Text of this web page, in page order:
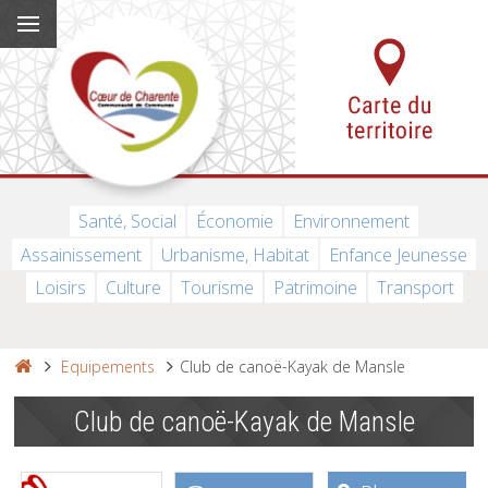
Santé, Social Économie
Environnement
Assainissement
Urbanisme, Habitat
Enfance Jeunesse
Loisirs
Culture Tourisme Patrimoine Transport
Equipements Club de canoë-Kayak de Mansle
Club de canoë-Kayak de Mansle